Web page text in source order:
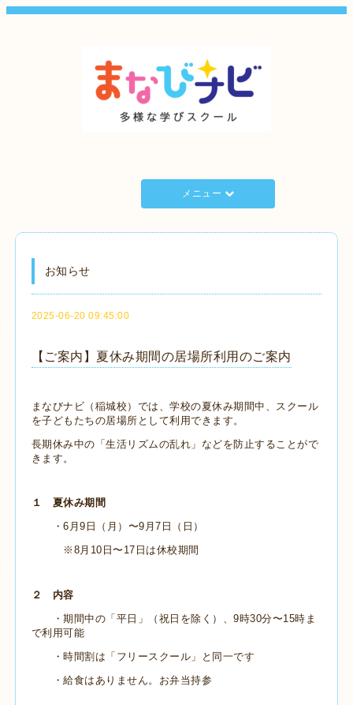
メニュー
お知らせ
2025-06-20 09:45:00
【ご案内】夏休み期間の居場所利用のご案内
まなびナビ（稲城校）では、学校の夏休み期間中、スクール
を子どもたちの居場所として利用できます。
長期休み中の「生活リズムの乱れ」などを防止することがで
きます。
１ 夏休み期間
・6月9日（月）〜9月7日（日）
※8月10日〜17日は休校期間
２ 内容
・期間中の「平日」（祝日を除く）、9時30分〜15時ま
で利用可能
・時間割は「フリースクール」と同一です
・給食はありません。お弁当持参